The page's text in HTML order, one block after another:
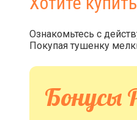
Ознакомьтесь с
Покупая тушенку
Бонусы